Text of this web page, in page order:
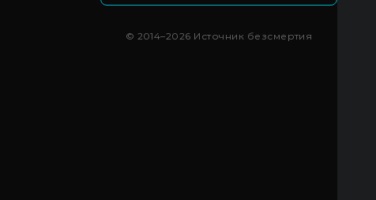
© 2014–2026 Источник безсмертия